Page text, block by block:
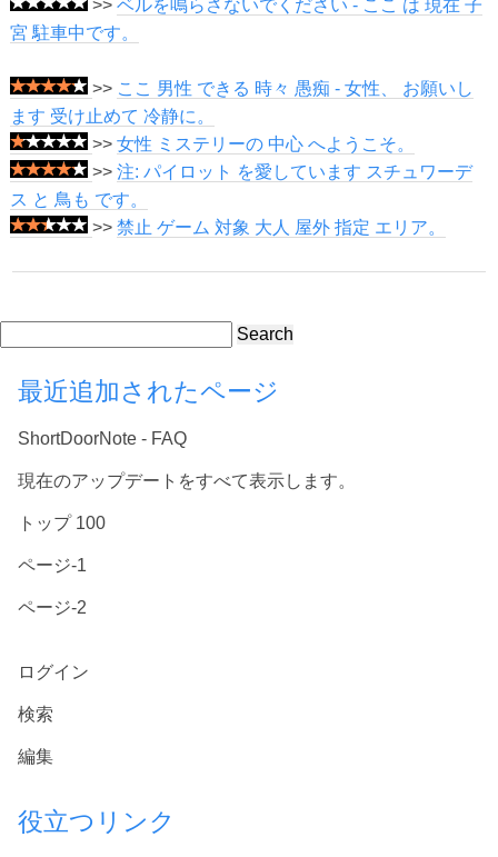
>> ベルを鳴らさないでください - ここ は 現在 子
宮 駐車中です。
>> ここ 男性 できる 時々 愚痴 - 女性、 お願いし
ます 受け止めて 冷静に。
>> 女性 ミステリーの 中心 へようこそ。
>> 注: パイロット を愛しています スチュワーデ
ス と 鳥も です。
>> 禁止 ゲーム 対象 大人 屋外 指定 エリア。
Search
最近追加されたページ
ShortDoorNote - FAQ
現在のアップデートをすべて表示します。
トップ 100
ページ-1
ページ-2
ログイン
検索
編集
役立つリンク